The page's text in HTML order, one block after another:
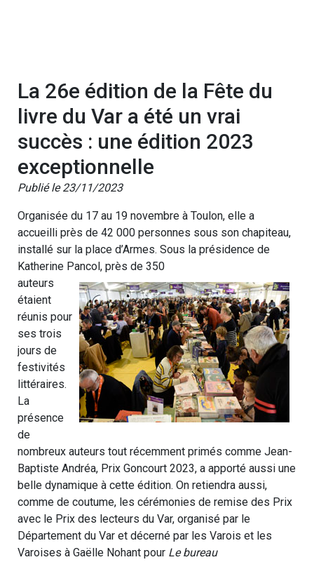
La 26e édition de la Fête du
livre du Var a été un vrai
succès : une édition 2023
exceptionnelle
Publié le 23/11/2023
Organisée du 17 au 19 novembre à Toulon, elle a
accueilli près de 42 000 personnes sous son chapiteau,
installé sur la place d’Armes. Sous la présidence de
Katherine Pancol, près de 350
auteurs
étaient
réunis pour
ses trois
jours de
festivités
littéraires.
La
présence
de
nombreux auteurs tout récemment primés comme Jean-
Baptiste Andréa, Prix Goncourt 2023, a apporté aussi une
belle dynamique à cette édition. On retiendra aussi,
comme de coutume, les cérémonies de remise des Prix
avec le Prix des lecteurs du Var, organisé par le
Département du Var et décerné par les Varois et les
Varoises à Gaëlle Nohant pour Le bureau